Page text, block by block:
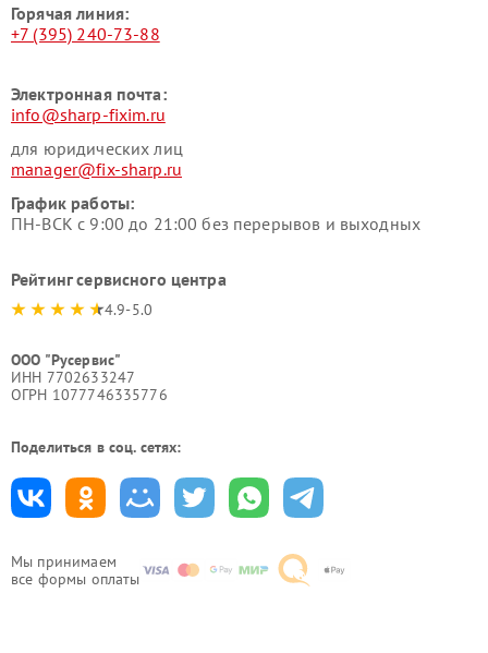
Мы принимаем
все формы оплаты
Горячая линия:
+7 (395) 240-73-88
Электронная почта:
info@sharp-fixim.ru
для юридических лиц
manager@fix-sharp.ru
График работы:
ПН-ВСК с 9:00 до 21:00 без перерывов и выходных
Рейтинг сервисного центра
4.9-5.0
ООО "Русервис"
ИНН 7702633247
ОГРН 1077746335776
Поделиться в соц. сетях: